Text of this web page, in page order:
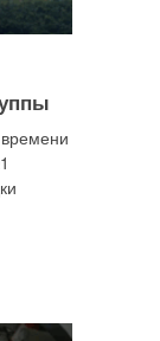
времени